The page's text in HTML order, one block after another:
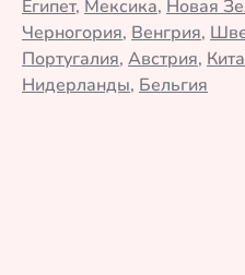
Египет, Мексика, Новая
Черногория, Венгрия,
Португалия, Австрия,
Нидерланды, Бельгия